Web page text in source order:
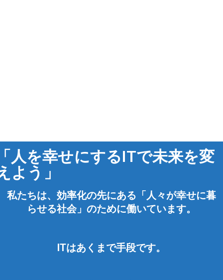
人を幸せにするITで未来を変
よう」
私たちは、効率化の先にある「人々が幸せに暮
らせる社会」のために働いています。
ITはあくまで手段です。